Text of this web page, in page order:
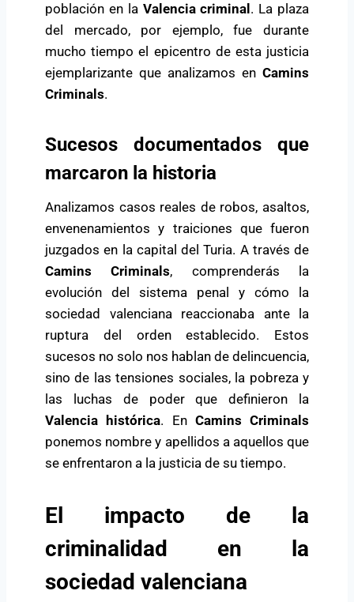
población en la Valencia criminal . La plaza
del mercado, por ejemplo, fue durante
mucho tiempo el epicentro de esta justicia
ejemplarizante que analizamos en Camins
Criminals.
Sucesos documentados que
marcaron la historia
Analizamos casos reales de robos, asaltos,
envenenamientos y traiciones que fueron
juzgados en la capital del Turia. A través de
Camins Criminals, comprenderás la
evolución del sistema penal y cómo la
sociedad valenciana reaccionaba ante la
ruptura del orden establecido. Estos
sucesos no solo nos hablan de delincuencia,
sino de las tensiones sociales, la pobreza y
las luchas de poder que definieron la
Valencia histórica. En Camins Criminals
ponemos nombre y apellidos a aquellos que
se enfrentaron a la justicia de su tiempo.
El impacto de la
criminalidad en la
sociedad valenciana